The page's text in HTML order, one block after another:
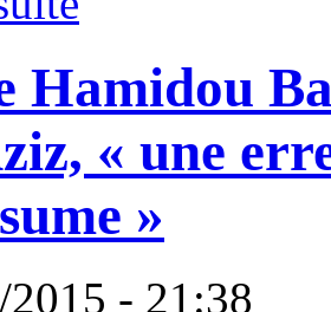
Hamidou
« une
»
- 21:38